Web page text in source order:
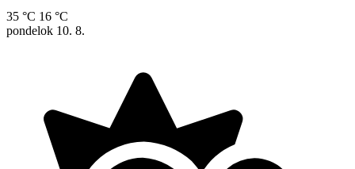
35 °C 16 °C
pondelok 10. 8.